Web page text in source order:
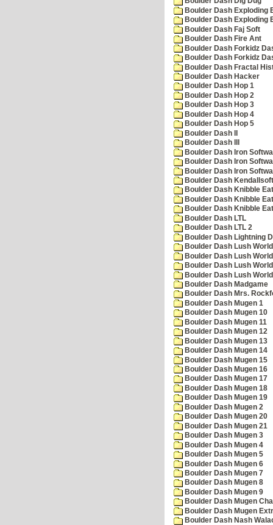
Boulder Dash Exploding
Boulder Dash Exploding
Boulder Dash Faj Soft
Boulder Dash Fire Ant
Boulder Dash Forkidz
Boulder Dash Forkidz
Boulder Dash Fractal
Boulder Dash Hacker
Boulder Dash Hop 1
Boulder Dash Hop 2
Boulder Dash Hop 3
Boulder Dash Hop 4
Boulder Dash Hop 5
Boulder Dash II
Boulder Dash III
Boulder Dash Iron
Boulder Dash Iron
Boulder Dash Iron
Boulder Dash
Boulder Dash Knibble
Boulder Dash Knibble
Boulder Dash Knibble
Boulder Dash LTL
Boulder Dash LTL 2
Boulder Dash Lightning
Boulder Dash Lush
Boulder Dash Lush
Boulder Dash Lush
Boulder Dash Lush
Boulder Dash Madgame
Boulder Dash Mrs.
Boulder Dash Mugen 1
Boulder Dash Mugen 10
Boulder Dash Mugen 11
Boulder Dash Mugen 12
Boulder Dash Mugen 13
Boulder Dash Mugen 14
Boulder Dash Mugen 15
Boulder Dash Mugen 16
Boulder Dash Mugen 17
Boulder Dash Mugen 18
Boulder Dash Mugen 19
Boulder Dash Mugen 2
Boulder Dash Mugen 20
Boulder Dash Mugen 21
Boulder Dash Mugen 3
Boulder Dash Mugen 4
Boulder Dash Mugen 5
Boulder Dash Mugen 6
Boulder Dash Mugen 7
Boulder Dash Mugen 8
Boulder Dash Mugen 9
Boulder Dash Mugen
Boulder Dash Mugen
Boulder Dash Nash